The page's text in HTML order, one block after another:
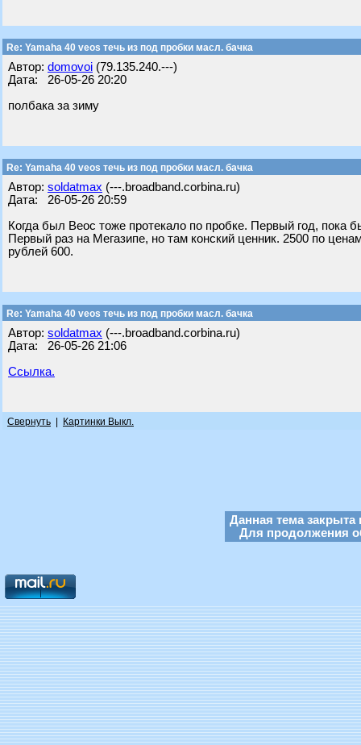
Re: Yamaha 40 veos течь из под пробки масл. бачка
Автор: domovoi (79.135.240.---)
Дата: 26-05-26 20:20
полбака за зиму
Re: Yamaha 40 veos течь из под пробки масл. бачка
Автор: soldatmax (---.broadband.corbina.ru)
Дата: 26-05-26 20:59
Когда был Веос тоже протекало по пробке. Первый год,
Первый раз на Мегазипе, но там конский ценник. 2500 по
рублей 600.
Re: Yamaha 40 veos течь из под пробки масл. бачка
Автор: soldatmax (---.broadband.corbina.ru)
Дата: 26-05-26 21:06
Ссылка.
Свернуть Картинки Выкл.
Данная тема закрыта
Для продолжения